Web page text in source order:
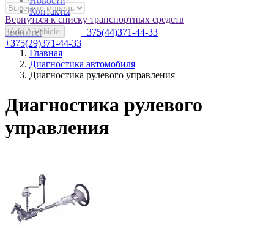
Контакты
Звоните!
+375(29)371-44-33
+375(44)371-44-33
Вернуться к списку транспортных средств
Add A Vehicle
Главная
Диагностика автомобиля
Диагностика рулевого управления
Диагностика рулевого
управления